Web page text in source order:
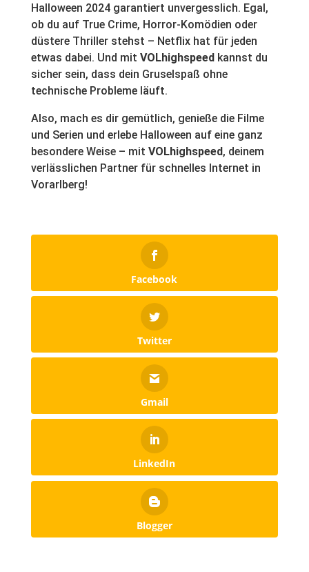
Halloween 2024 garantiert unvergesslich. Egal,
ob du auf True Crime, Horror-Komödien oder
düstere Thriller stehst – Netflix hat für jeden
etwas dabei. Und mit VOLhighspeedkannst du
sicher sein, dass dein Gruselspaß ohne
technische Probleme läuft.
Also, mach es dir gemütlich, genieße die Filme
und Serien und erlebe Halloween auf eine ganz
besondere Weise – mit VOLhighspeed, deinem
verlässlichen Partner für schnelles Internet in
Vorarlberg!
Facebook
Twitter
Gmail
LinkedIn
Blogger